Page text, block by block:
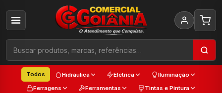
Todos Hidráulica Elétrica
Iluminação
Ferragens
Ferramentas
Tintas e Pintura